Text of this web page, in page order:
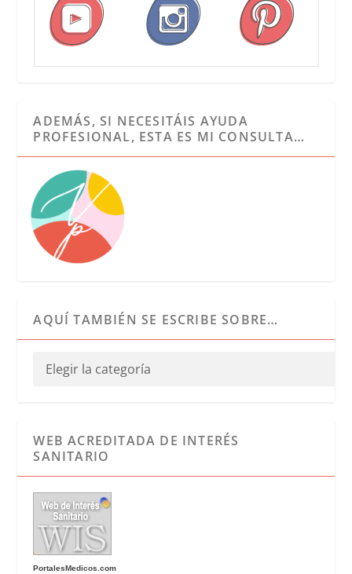
ADEMÁS, SI NECESITÁIS AYUDA
PROFESIONAL, ESTA ES MI CONSULTA…
AQUÍ TAMBIÉN SE ESCRIBE SOBRE…
WEB ACREDITADA DE INTERÉS
SANITARIO
PortalesMedicos.com